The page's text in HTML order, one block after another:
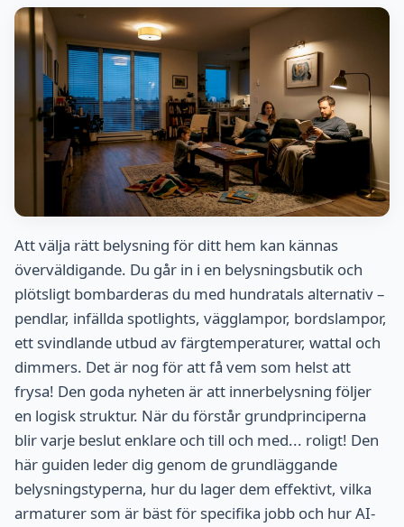
Att välja rätt belysning för ditt hem kan kännas
överväldigande. Du går in i en belysningsbutik och
plötsligt bombarderas du med hundratals alternativ –
pendlar, infällda spotlights, vägglampor, bordslampor,
ett svindlande utbud av färgtemperaturer, wattal och
dimmers. Det är nog för att få vem som helst att
frysa! Den goda nyheten är att innerbelysning följer
en logisk struktur. När du förstår grundprinciperna
blir varje beslut enklare och till och med... roligt! Den
här guiden leder dig genom de grundläggande
belysningstyperna, hur du lager dem effektivt, vilka
armaturer som är bäst för specifika jobb och hur AI-